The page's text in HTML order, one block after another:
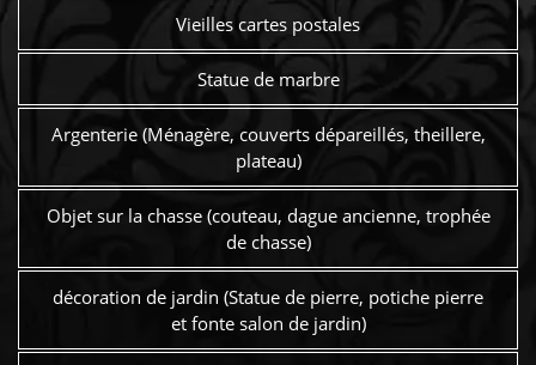
Vieilles cartes postales
Statue de marbre
Argenterie (Ménagère, couverts dépareillés, theillere,
plateau)
Objet sur la chasse (couteau, dague ancienne, trophée
de chasse)
décoration de jardin (Statue de pierre, potiche pierre
et fonte salon de jardin)